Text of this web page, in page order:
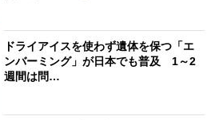
ドライアイスを使わず遺体を保つ「エ
ンバーミング」が日本でも普及 1～2
週間は問…